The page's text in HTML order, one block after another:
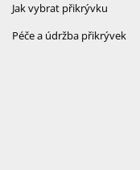
Jak vybrat přikrývku
Péče a údržba přikrývek